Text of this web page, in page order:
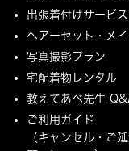
出張着付けサービス
ヘアーセット・メ
写真撮影プラン
宅配着物レンタル
教えてあべ先生
ご利用ガイド
（キャンセル・ご